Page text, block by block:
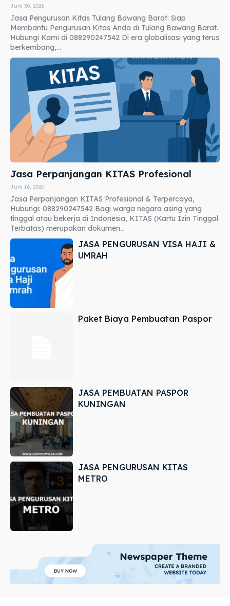
Juni 30, 2026
Jasa Pengurusan Kitas Tulang Bawang Barat: Siap
Membantu Pengurusan Kitas Anda di Tulang Bawang Barat.
Hubungi Kami di 088290247542 Di era globalisasi yang terus
berkembang,...
Jasa Perpanjangan KITAS Profesional
Juni 16, 2025
Jasa Perpanjangan KITAS Profesional & Terpercaya,
Hubungi: 088290247542 Bagi warga negara asing yang
tinggal atau bekerja di Indonesia, KITAS (Kartu Izin Tinggal
Terbatas) merupakan dokumen...
JASA PENGURUSAN VISA HAJI &
UMRAH
Paket Biaya Pembuatan Paspor
JASA PEMBUATAN PASPOR
KUNINGAN
JASA PENGURUSAN KITAS
METRO